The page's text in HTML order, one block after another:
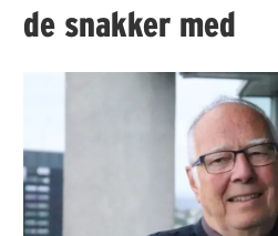
de snakker med